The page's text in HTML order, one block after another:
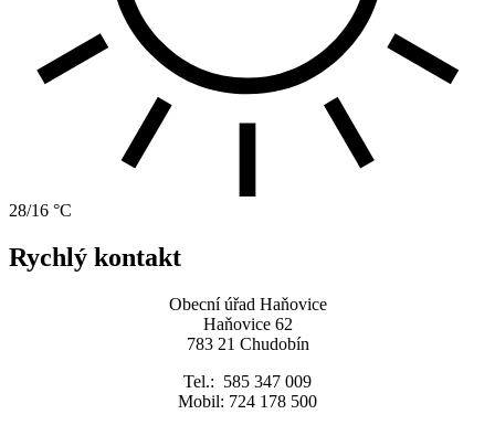
28/16 °C
Rychlý kontakt
Obecní úřad Haňovice
Haňovice 62
783 21 Chudobín
Tel.: 585 347 009
Mobil: 724 178 500